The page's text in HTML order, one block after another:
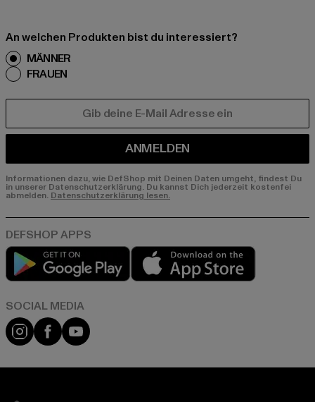
An welchen Produkten bist du interessiert?
MÄNNER
FRAUEN
ANMELDEN
Informationen dazu, wie DefShop mit Deinen Daten umgeht, findest Du
in unserer Datenschutzerklärung. Du kannst Dich jederzeit kostenfei
abmelden. Datenschutzerklärung lesen.
Play market
Instagram
FacebookYouTube